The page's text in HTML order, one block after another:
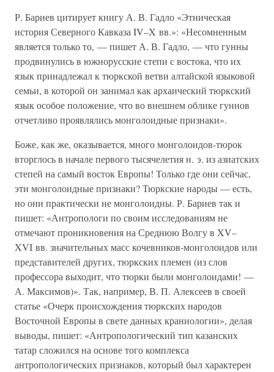
Р. Бариев цитирует книгу А. В. Гадло «Этническая
история Северного Кавказа IV–X вв.»: «Несомненным
является только то, — пишет А. В. Гадло, — что гунны
продвинулись в южнорусские степи с востока, что их
язык принадлежал к тюркской ветви алтайской языковой
семьи, в которой он занимал как архаический тюркский
язык особое положение, что во внешнем облике гуннов
отчетливо проявлялись монголоидные признаки».
Боже, как же, оказывается, много монголоидов-тюрок
вторглось в начале первого тысячелетия н. э. из азиатских
степей на самый восток Европы! Только где они сейчас,
эти монголоидные признаки? Тюркские народы — есть,
но они практически не монголоидны. Р. Бариев так и
пишет: «Антропологи по своим исследованиям не
отмечают проникновения на Среднюю Волгу в XV–
XVI вв. значительных масс кочевников-монголоидов или
представителей других, тюркских племен (из слов
профессора выходит, что тюрки были монголоидами! —
А. Максимов)». Так, например, В. П. Алексеев в своей
статье «Очерк происхождения тюркских народов
Восточной Европы в свете данных краниологии», делая
выводы, пишет: «Антропологический тип казанских
татар сложился на основе того комплекса
антропологических признаков, который был характерен